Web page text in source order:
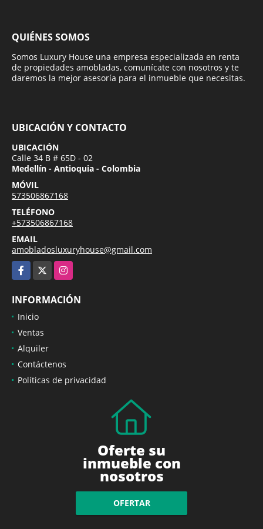
QUIÉNES SOMOS
Somos Luxury House una empresa especializada en renta
de propiedades amobladas, comunícate con nosotros y te
daremos la mejor asesoría para el inmueble que necesitas.
UBICACIÓN Y CONTACTO
UBICACIÓN
Calle 34 B # 65D - 02
Medellín - Antioquia - Colombia
MÓVIL
573506867168
TELÉFONO
+573506867168
EMAIL
amobladosluxuryhouse@gmail.com
Facebook
Instagram
INFORMACIÓN
Inicio
Ventas
Alquiler
Contáctenos
Políticas de privacidad
Oferte su
inmueble con
nosotros
OFERTAR